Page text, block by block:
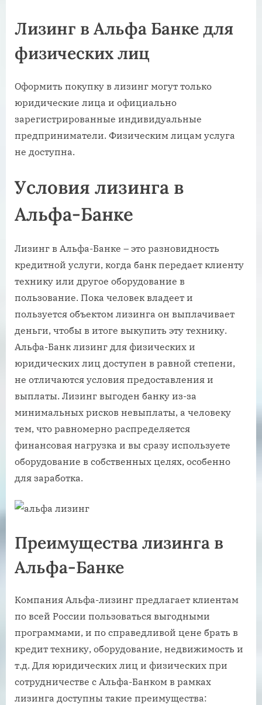
Лизинг в Альфа Банке для
физических лиц
Оформить покупку в лизинг могут только
юридические лица и официально
зарегистрированные индивидуальные
предприниматели. Физическим лицам услуга
не доступна.
Условия лизинга в
Альфа-Банке
Лизинг в Альфа-Банке – это разновидность
кредитной услуги, когда банк передает клиенту
технику или другое оборудование в
пользование. Пока человек владеет и
пользуется объектом лизинга он выплачивает
деньги, чтобы в итоге выкупить эту технику.
Альфа-Банк лизинг для физических и
юридических лиц доступен в равной степени,
не отличаются условия предоставления и
выплаты. Лизинг выгоден банку из-за
минимальных рисков невыплаты, а человеку
тем, что равномерно распределяется
финансовая нагрузка и вы сразу используете
оборудование в собственных целях, особенно
для заработка.
Преимущества лизинга в
Альфа-Банке
Компания Альфа-лизинг предлагает клиентам
по всей России пользоваться выгодными
программами, и по справедливой цене брать в
кредит технику, оборудование, недвижимость и
т.д. Для юридических лиц и физических при
сотрудничестве с Альфа-Банком в рамках
лизинга доступны такие преимущества: